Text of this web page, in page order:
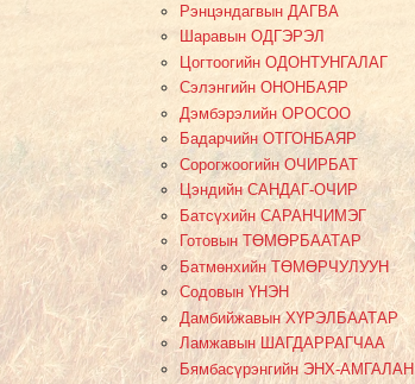
Рэнцэндагвын ДАГВА
Шаравын ОДГЭРЭЛ
Цогтоогийн ОДОНТУНГАЛАГ
Сэлэнгийн ОНОНБАЯР
Дэмбэрэлийн ОРОСОО
Бадарчийн ОТГОНБАЯР
Сорогжоогийн ОЧИРБАТ
Цэндийн САНДАГ-ОЧИР
Батсүхийн САРАНЧИМЭГ
Готовын ТӨМӨРБААТАР
Батмөнхийн ТӨМӨРЧУЛУУН
Содовын ҮНЭН
Дамбийжавын ХҮРЭЛБААТАР
Ламжавын ШАГДАРРАГЧАА
Бямбасүрэнгийн ЭНХ-АМГАЛАН